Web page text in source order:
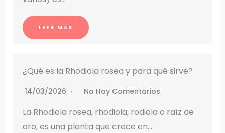
LEER MÁS
¿Qué es la Rhodiola rosea y para qué sirve?
14/03/2026 No Hay Comentarios
La Rhodiola rosea, rhodiola, rodiola o raíz de
oro, es una planta que crece en…